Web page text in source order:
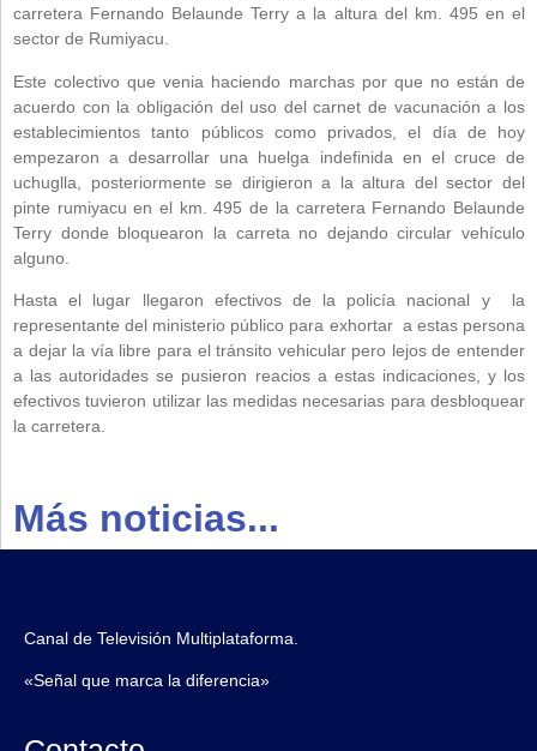
carretera Fernando Belaunde Terry a la altura del km. 495 en el
sector de Rumiyacu.
Este colectivo que venia haciendo marchas por que no están de
acuerdo con la obligación del uso del carnet de vacunación a los
establecimientos tanto públicos como privados, el día de hoy
empezaron a desarrollar una huelga indefinida en el cruce de
uchuglla, posteriormente se dirigieron a la altura del sector del
pinte rumiyacu en el km. 495 de la carretera Fernando Belaunde
Terry donde bloquearon la carreta no dejando circular vehículo
alguno.
Hasta el lugar llegaron efectivos de la policía nacional y la
representante del ministerio público para exhortar a estas persona
a dejar la vía libre para el tránsito vehicular pero lejos de entender
a las autoridades se pusieron reacios a estas indicaciones, y los
efectivos tuvieron utilizar las medidas necesarias para desbloquear
la carretera.
Más noticias...
Canal de Televisión Multiplataforma.
«Señal que marca la diferencia»